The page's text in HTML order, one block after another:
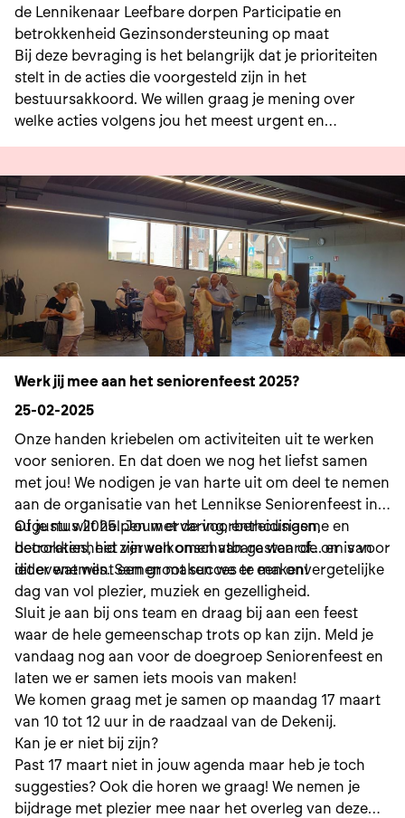
de Lennikenaar Leefbare dorpen Participatie en
betrokkenheid Gezinsondersteuning op maat
Bij deze bevraging is het belangrijk dat je prioriteiten
stelt in de acties die voorgesteld zijn in het
bestuursakkoord. We willen graag je mening over
welke acties volgens jou het meest urgent en
belangrijk zijn voor de toekomst van Lennik.
de vijf speerpunten.
Werk jij mee aan het seniorenfeest 2025?
25-02-2025
Onze handen kriebelen om activiteiten uit te werken
voor senioren. En dat doen we nog het liefst samen
met jou! We nodigen je van harte uit om deel te nemen
aan de organisatie van het Lennikse Seniorenfeest in
augustus 2025. Jouw ervaring, enthousiasme en
betrokkenheid zijn van onschatbare waarde om van
dit evenement een groot succes te maken!
Of je nu wilt helpen met de voorbereidingen,
decoraties, het verwelkomen van gasten of... er is voor
ieder wat wils. Samen maken we er een onvergetelijke
dag van vol plezier, muziek en gezelligheid.
Sluit je aan bij ons team en draag bij aan een feest
waar de hele gemeenschap trots op kan zijn. Meld je
vandaag nog aan voor de doegroep Seniorenfeest en
laten we er samen iets moois van maken!
We komen graag met je samen op maandag 17 maart
van 10 tot 12 uur in de raadzaal van de Dekenij.
Kan je er niet bij zijn?
Past 17 maart niet in jouw agenda maar heb je toch
suggesties? Ook die horen we graag! We nemen je
bijdrage met plezier mee naar het overleg van deze